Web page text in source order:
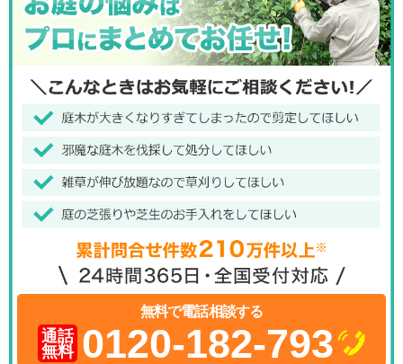
無料で電話相談する
通話
無料 0120-182-793